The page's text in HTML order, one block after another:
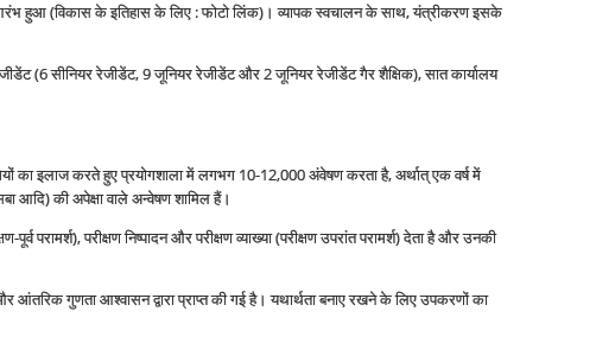
हुआ (विकास के इतिहास के लिए : फोटो लिंक)। व्‍यापक स्‍वचालन के साथ, यंत्रीकरण इसके
(6 सीनियर रेजीडेंट, 9 जूनियर रेजीडेंट और 2 जूनियर रेजीडेंट गैर शैक्षिक), सात कार्यालय
का इलाज करते हुए प्रयोगशाला में लगभग 10-12,000 अंवेषण करता है, अर्थात् एक वर्ष में
आदि) की अपेक्षा वाले अन्‍वेषण शामिल हैं।
परामर्श), परीक्षण निष्‍पादन और परीक्षण व्‍याख्‍या (परीक्षण उपरांत परामर्श) देता है और उनकी
आंतरिक गुणता आश्‍वासन द्वारा प्राप्‍त की गई है। यथार्थता बनाए रखने के लिए उपकरणों का